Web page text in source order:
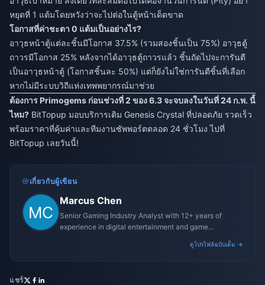
หยุดที่ 1 แต้มโดยหวังว่าจะไปต่อในตู้หน้าเด็ดขาด
โอกาสที่ค่าชะตา 0 แต้มเป็นอย่างไร?
อาวุธหน้าตู้แต่ละชิ้นมีโอกาส 37.5% (รวมสองชิ้นเป็น 75%) อาวุธตู้
ถาวรมีโอกาส 25% หลังจากได้อาวุธตู้ถาวรแล้ว ชิ้นถัดไปจะการันตี
เป็นอาวุธหน้าตู้ (โอกาสชิ้นละ 50%) แต่ก็ยังไม่ใช่การันตีชิ้นที่เลือก
หากไม่มีระบบวิถีแห่งเทพพยากรณ์มาช่วย
ต้องการ Primogems ก่อนช่วงที่ 2 ของ 6.3 จะจบลงในวันที่ 24 ก.พ. นี้
ไหม? BitTopup มอบบริการเติม Genesis Crystal ที่ปลอดภัย รวดเร็ว
พร้อมราคาที่คุ้มค่าและทีมงานซัพพอร์ตตลอด 24 ชั่วโมง ไปที่
BitTopup เลยวันนี้!
เกี่ยวกับผู้เขียน
Marcus Chen
Senior Gaming Industry Analyst with 12+ years of
experience in digital entertainment and game
ดูโปรไฟล์ฉบับเต็ม →
แชร์